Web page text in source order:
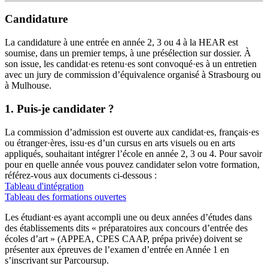
Candidature
La candidature à une entrée en année 2, 3 ou 4 à la HEAR est
soumise, dans un premier temps, à une présélection sur dossier. À
son issue, les candidat·es retenu·es sont convoqué·es à un entretien
avec un jury de commission d’équivalence organisé à Strasbourg ou
à Mulhouse.
1. Puis-je candidater ?
La commission d’admission est ouverte aux candidat·es, français·es
ou étranger·ères, issu·es d’un cursus en arts visuels ou en arts
appliqués, souhaitant intégrer l’école en année 2, 3 ou 4. Pour savoir
pour en quelle année vous pouvez candidater selon votre formation,
référez-vous aux documents ci-dessous :
Tableau d'intégration
Tableau des formations ouvertes
Les étudiant·es ayant accompli une ou deux années dʼétudes dans
des établissements dits « préparatoires aux concours dʼentrée des
écoles dʼart » (APPEA, CPES CAAP, prépa privée) doivent se
présenter aux épreuves de lʼexamen dʼentrée en Année 1 en
s’inscrivant sur Parcoursup.